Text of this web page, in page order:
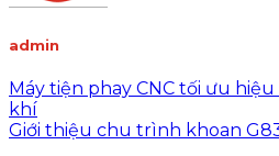
admin
Máy tiện phay CNC tối ưu
khí
Giới thiệu chu trình khoan